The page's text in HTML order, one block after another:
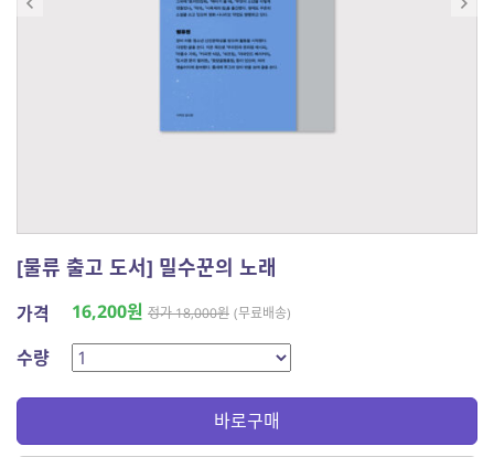
[물류 출고 도서] 밀수꾼의 노래
가격 16,200원 정가 18,000원 (무료배송)
수량
바로구매